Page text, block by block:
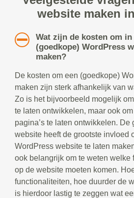
website maken
Wat zijn de kosten om
(goedkope) WordPress
maken?
De kosten om een (goedkope)
maken zijn sterk afhankelijk van
Zo is het bijvoorbeeld mogelijk
te laten ontwikkelen, maar ook
pagina’s te laten ontwikkelen. De
website heeft de grootste invloed
WordPress website te laten
ook belangrijk om te weten welke
op de website moeten komen.
functionaliteiten, hoe duurder de
is hierdoor lastig te zeggen wat